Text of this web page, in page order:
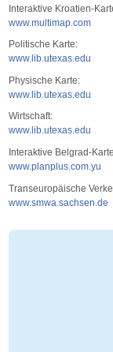
Interaktive Kroatien-
www.multimap.com
Politische Karte:
www.lib.utexas.edu
Physische Karte:
www.lib.utexas.edu
Wirtschaft:
www.lib.utexas.edu
Interaktive Belgrad-
www.planplus.com.yu
Transeuropäische
www.smwa.sachsen.de